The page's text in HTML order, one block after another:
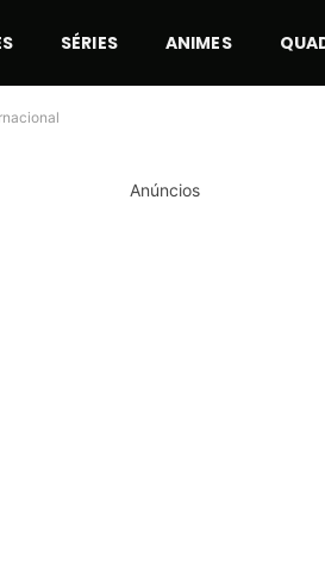
SÉRIES ANIMES
Anúncios